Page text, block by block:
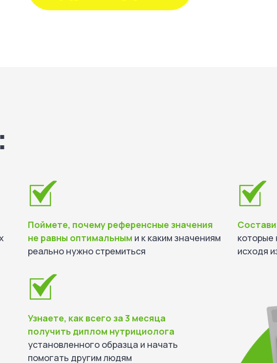
Поймете, почему референсные значения
не равны оптимальным и к каким значениям
реально нужно стремиться
которые
исходя
Узнаете, как всего за 3 месяца
получить диплом нутрициолога
установленного образца и начать
помогать другим людям